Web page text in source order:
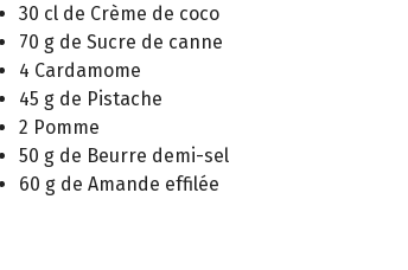
30 cl de Crème de coco
70 g de Sucre de canne
4 Cardamome
45 g de Pistache
2 Pomme
50 g de Beurre demi-sel
60 g de Amande effilée